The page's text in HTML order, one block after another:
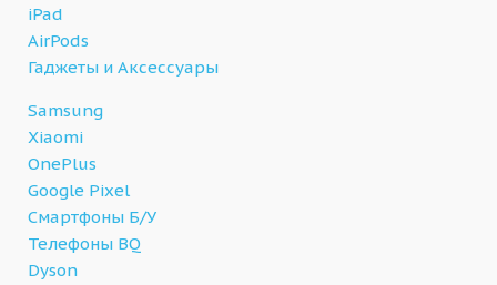
iPad
AirPods
Гаджеты и Аксессуары
Samsung
Xiaomi
OnePlus
Google Pixel
Смартфоны Б/У
Телефоны BQ
Dyson